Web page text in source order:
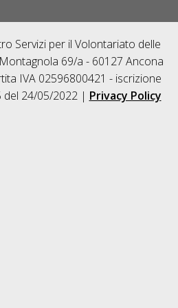
Servizi per il Volontariato delle
69/a - 60127 Ancona
IVA 02596800421 - iscrizione
del 24/05/2022 | Privacy Policy